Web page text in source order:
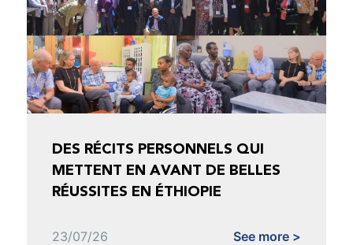
DES RÉCITS PERSONNELS QUI
METTENT EN AVANT DE BELLES
RÉUSSITES EN ÉTHIOPIE
23/07/26 See more >